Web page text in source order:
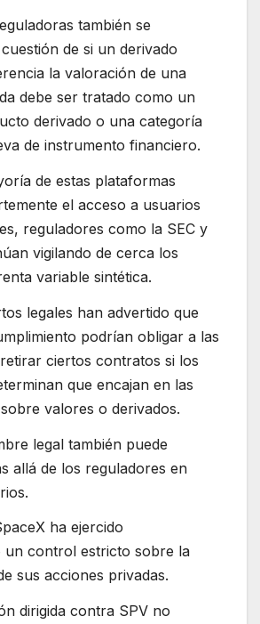
también se
de si un derivado
la valoración de una
debe ser tratado como un
derivado o una categoría
de instrumento financiero.
de estas plataformas
el acceso a usuarios
reguladores como la SEC y
vigilando de cerca los
variable sintética.
legales han advertido que
podrían obligar a las
ciertos contratos si los
que encajan en las
valores o derivados.
legal también puede
allá de los reguladores en
ha ejercido
un control estricto sobre la
sus acciones privadas.
dirigida contra SPV no